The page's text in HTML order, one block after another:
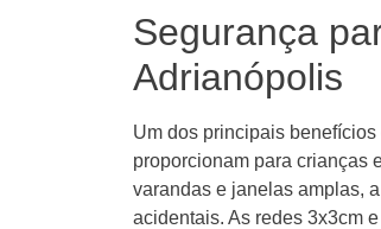
Segurança
Adrianópolis
Um dos principais
proporcionam para crianças
varandas e janelas amplas,
acidentais. As redes 3x3cm